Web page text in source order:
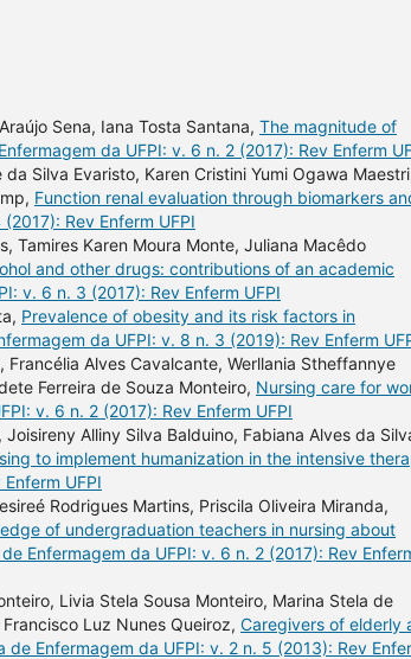
Sena, Iana Tosta Santana, The magnitude of
da UFPI: v. 6 n. 2 (2017): Rev Enferm
Silva Evaristo, Karen Cristini Yumi Ogawa
Function renal evaluation through biomarkers
Rev Enferm UFPI
Tamires Karen Moura Monte, Juliana Macêdo
and other drugs: contributions of an academic
v. 6 n. 3 (2017): Rev Enferm UFPI
Prevalence of obesity and its risk factors in
da UFPI: v. 8 n. 3 (2019): Rev Enferm
Alves Cavalcante, Werllania Stheffannye
Ferreira de Souza Monteiro, Nursing care for
v. 6 n. 2 (2017): Rev Enferm UFPI
Alliny Silva Balduino, Fabiana Alves da
to implement humanization in the intensive
UFPI
Rodrigues Martins, Priscila Oliveira Miranda,
of undergraduation teachers in nursing about
Enfermagem da UFPI: v. 6 n. 2 (2017): Rev
Livia Stela Sousa Monteiro, Marina Stela de
Luz Nunes Queiroz, Caregivers of elderly
de Enfermagem da UFPI: v. 2 n. 5 (2013): Rev